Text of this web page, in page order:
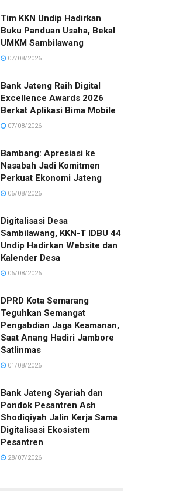
Tim KKN Undip Hadirkan
Buku Panduan Usaha, Bekal
UMKM Sambilawang
07/08/2026
Bank Jateng Raih Digital
Excellence Awards 2026
Berkat Aplikasi Bima Mobile
07/08/2026
Bambang: Apresiasi ke
Nasabah Jadi Komitmen
Perkuat Ekonomi Jateng
06/08/2026
Digitalisasi Desa
Sambilawang, KKN-T IDBU 44
Undip Hadirkan Website dan
Kalender Desa
06/08/2026
DPRD Kota Semarang
Teguhkan Semangat
Pengabdian Jaga Keamanan,
Saat Anang Hadiri Jambore
Satlinmas
01/08/2026
Bank Jateng Syariah dan
Pondok Pesantren Ash
Shodiqiyah Jalin Kerja Sama
Digitalisasi Ekosistem
Pesantren
28/07/2026